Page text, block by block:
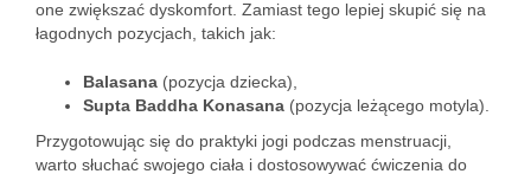
one zwiększać dyskomfort. Zamiast tego lepiej skupić się na
łagodnych pozycjach, takich jak:
Balasana (pozycja dziecka),
Supta Baddha Konasana (pozycja leżącego motyla).
Przygotowując się do praktyki jogi podczas menstruacji,
warto słuchać swojego ciała i dostosowywać ćwiczenia do